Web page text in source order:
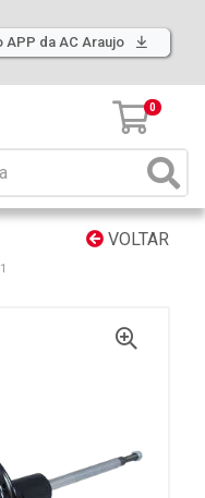
APP da AC Araujo
0
VOLTAR